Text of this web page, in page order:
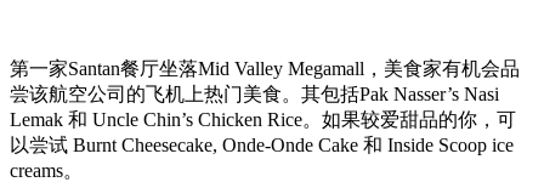
第一家Santan餐厅坐落Mid Valley Megamall，美食家有机会品
尝该航空公司的飞机上热门美食。其包括Pak Nasser’s Nasi
Lemak 和 Uncle Chin’s Chicken Rice。如果较爱甜品的你，可
以尝试 Burnt Cheesecake, Onde-Onde Cake 和 Inside Scoop ice
creams。